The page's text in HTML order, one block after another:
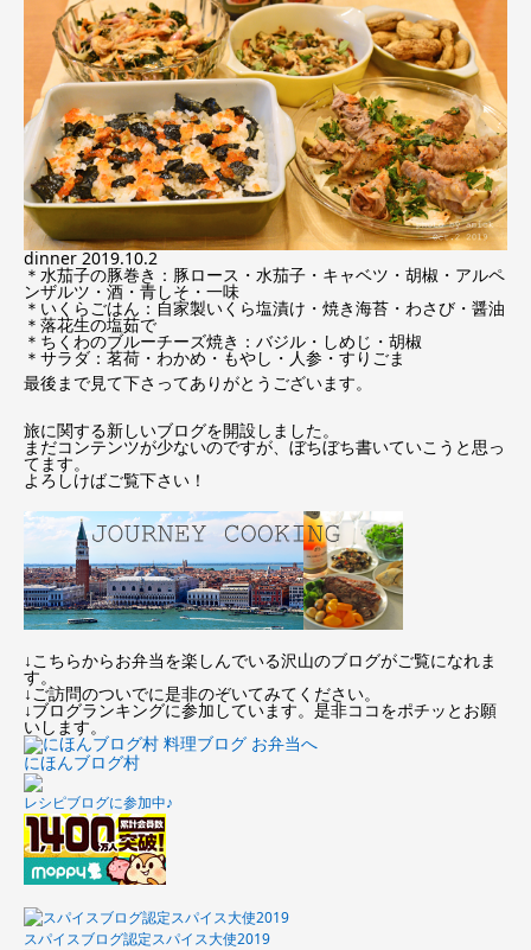
dinner 2019.10.2
＊水茄子の豚巻き：豚ロース・水茄子・キャベツ・胡椒・アルペ
ンザルツ・酒・青しそ・一味
＊いくらごはん：自家製いくら塩漬け・焼き海苔・わさび・醤油
＊落花生の塩茹で
＊ちくわのブルーチーズ焼き：バジル・しめじ・胡椒
＊サラダ：茗荷・わかめ・もやし・人参・すりごま
最後まで見て下さってありがとうございます。
旅に関する新しいブログを開設しました。
まだコンテンツが少ないのですが、ぼちぼち書いていこうと思っ
てます。
よろしけばご覧下さい！
↓こちらからお弁当を楽しんでいる沢山のブログがご覧になれま
す。
↓ご訪問のついでに是非のぞいてみてください。
↓ブログランキングに参加しています。是非ココをポチッとお願
いします。
にほんブログ村
レシピブログに参加中♪
スパイスブログ認定スパイス大使2019